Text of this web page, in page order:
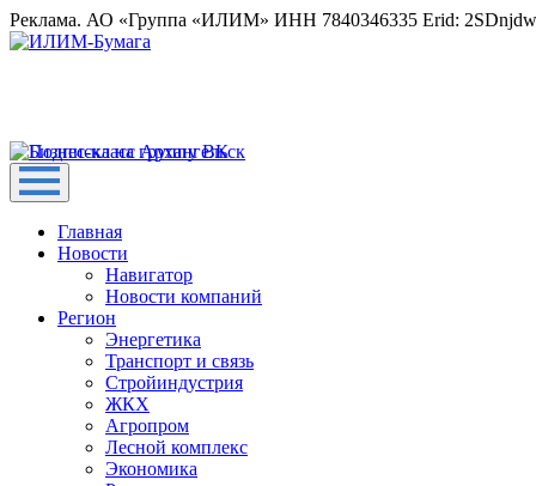
Реклама. АО «Группа «ИЛИМ» ИНН 7840346335 Erid:
Главная
Новости
Навигатор
Новости компаний
Регион
Энергетика
Транспорт и связь
Стройиндустрия
ЖКХ
Агропром
Лесной комплекс
Экономика